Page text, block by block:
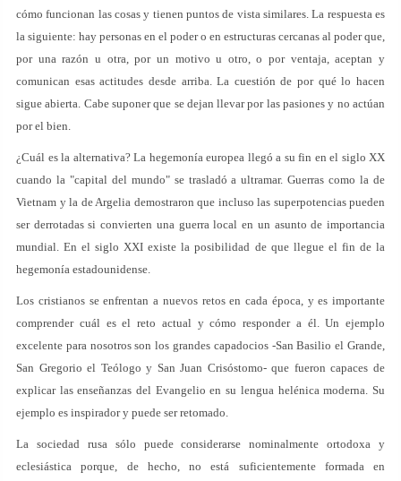
cómo funcionan las cosas y tienen puntos de vista similares. La respuesta es
la siguiente: hay personas en el poder o en estructuras cercanas al poder que,
por una razón u otra, por un motivo u otro, o por ventaja, aceptan y
comunican esas actitudes desde arriba. La cuestión de por qué lo hacen
sigue abierta. Cabe suponer que se dejan llevar por las pasiones y no actúan
por el bien.
¿Cuál es la alternativa? La hegemonía europea llegó a su fin en el siglo XX
cuando la "capital del mundo" se trasladó a ultramar. Guerras como la de
Vietnam y la de Argelia demostraron que incluso las superpotencias pueden
ser derrotadas si convierten una guerra local en un asunto de importancia
mundial. En el siglo XXI existe la posibilidad de que llegue el fin de la
hegemonía estadounidense.
Los cristianos se enfrentan a nuevos retos en cada época, y es importante
comprender cuál es el reto actual y cómo responder a él. Un ejemplo
excelente para nosotros son los grandes capadocios -San Basilio el Grande,
San Gregorio el Teólogo y San Juan Crisóstomo- que fueron capaces de
explicar las enseñanzas del Evangelio en su lengua helénica moderna. Su
ejemplo es inspirador y puede ser retomado.
La sociedad rusa sólo puede considerarse nominalmente ortodoxa y
eclesiástica porque, de hecho, no está suficientemente formada en